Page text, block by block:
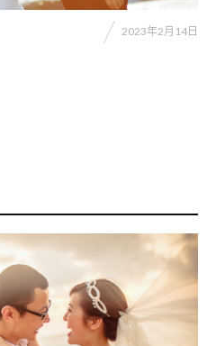
2023年2月14日